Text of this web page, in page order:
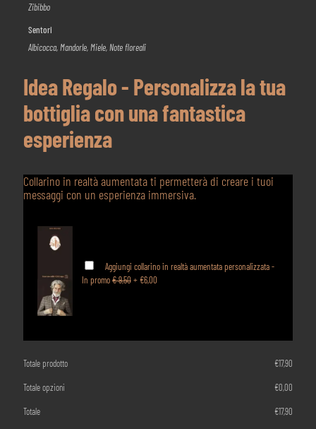
Zibibbo
Sentori
Albicocca, Mandorle, Miele, Note floreali
Idea Regalo - Personalizza la tua
bottiglia con una fantastica
esperienza
Collarino in realtà aumentata ti permetterà di creare i tuoi
messaggi con un esperienza immersiva.
Aggiungi collarino in realtà aumentata personalizzata -
In promo€ 9,50+€6,00
Totale prodotto €17,90
Totale opzioni €0,00
Totale €17,90